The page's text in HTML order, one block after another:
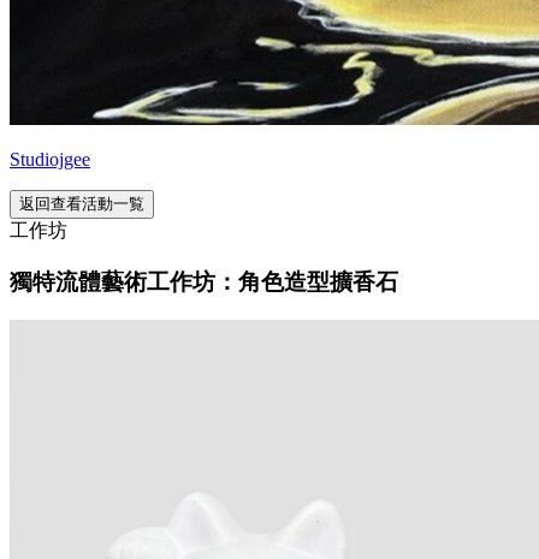
Studiojgee
返回查看活動一覧
工作坊
獨特流體藝術工作坊：角色造型擴香石